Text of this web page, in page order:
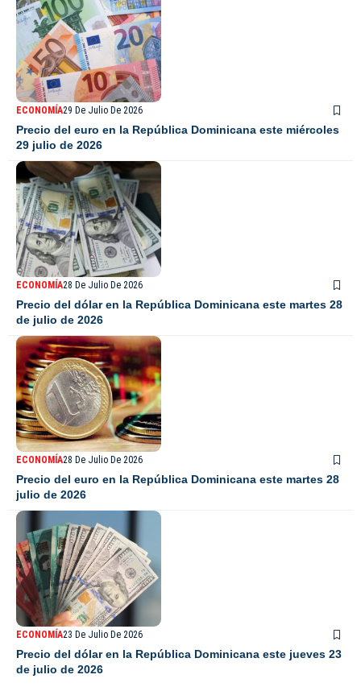
ECONOMÍA29 De Julio De 2026
Precio del euro en la República Dominicana este miércoles
29 julio de 2026
ECONOMÍA28 De Julio De 2026
Precio del dólar en la República Dominicana este martes 28
de julio de 2026
ECONOMÍA28 De Julio De 2026
Precio del euro en la República Dominicana este martes 28
julio de 2026
ECONOMÍA23 De Julio De 2026
Precio del dólar en la República Dominicana este jueves 23
de julio de 2026